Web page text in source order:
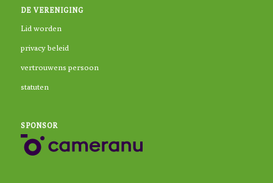
DE VERENIGING
Lid worden
privacy beleid
vertrouwens persoon
statuten
SPONSOR